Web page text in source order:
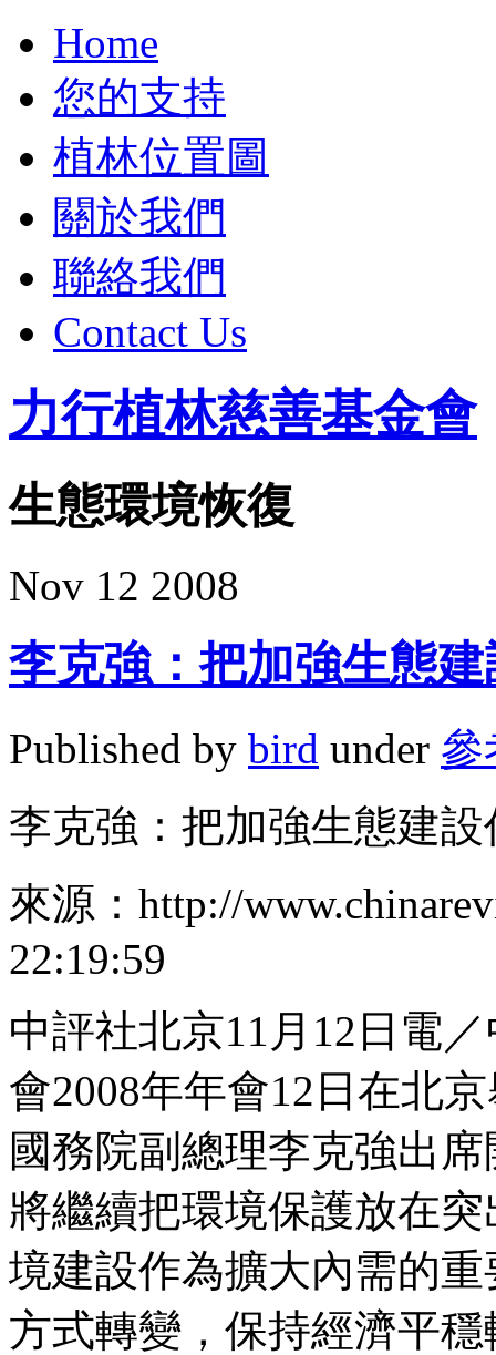
Home
您的支持
植林位置圖
關於我們
聯絡我們
Contact Us
力行植林慈善基金會
生態環境恢復
Nov 12 2008
李克強：把加強生態
Published by bird under 參
李克強：把加強生態建
來源：http://
22:19:59
中評社北京11月12日電
會2008年年會12日在北
國務院副總理李克強出
將繼續把環境保護放在
境建設作為擴大內需的
方式轉變，保持經濟平